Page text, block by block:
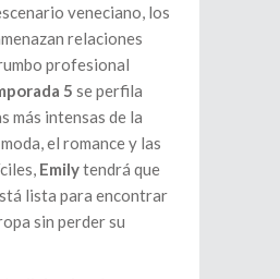
veneciano, los
relaciones
profesional
5 se perfila
más intensas de la
el romance y las
Emilytendrá que
lista para encontrar
sin perder su